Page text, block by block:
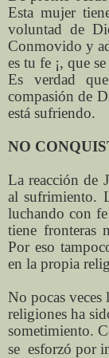
Esta mujer
voluntad de
Conmovido y
es tu fe ¡, que
Es verdad
compasión de
está sufriendo.
NO
La reacción de
al sufrimiento.
luchando con
tiene fronteras
Por eso
en la propia
No pocas veces
religiones ha
sometimiento.
se esforzó por